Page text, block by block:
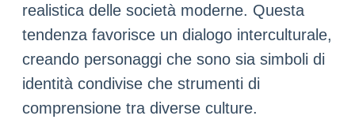
realistica delle società moderne. Questa
tendenza favorisce un dialogo interculturale,
creando personaggi che sono sia simboli di
identità condivise che strumenti di
comprensione tra diverse culture.